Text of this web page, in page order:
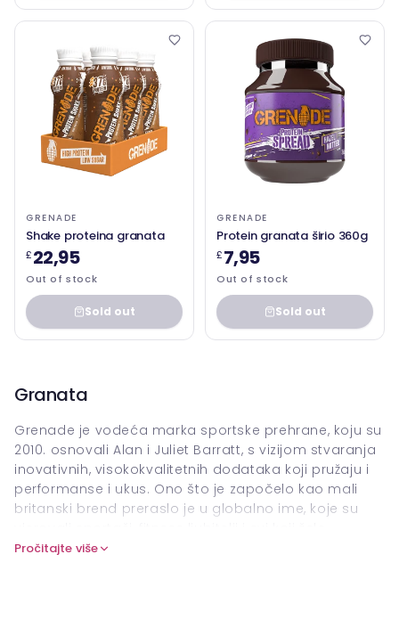
GRENADE
Shake proteina granata
£22,95
Out of stock
Sold out
GRENADE
Protein granata širio 360g
£7,95
Out of stock
Sold out
Granata
Grenade je vodeća marka sportske prehrane, koju su
2010. osnovali Alan i Juliet Barratt, s vizijom stvaranja
inovativnih, visokokvalitetnih dodataka koji pružaju i
performanse i ukus. Ono što je započelo kao mali
britanski brend preraslo je u globalno ime, koje su
potaknuti aktivan način života. Poznata po svom
Pročitajte više